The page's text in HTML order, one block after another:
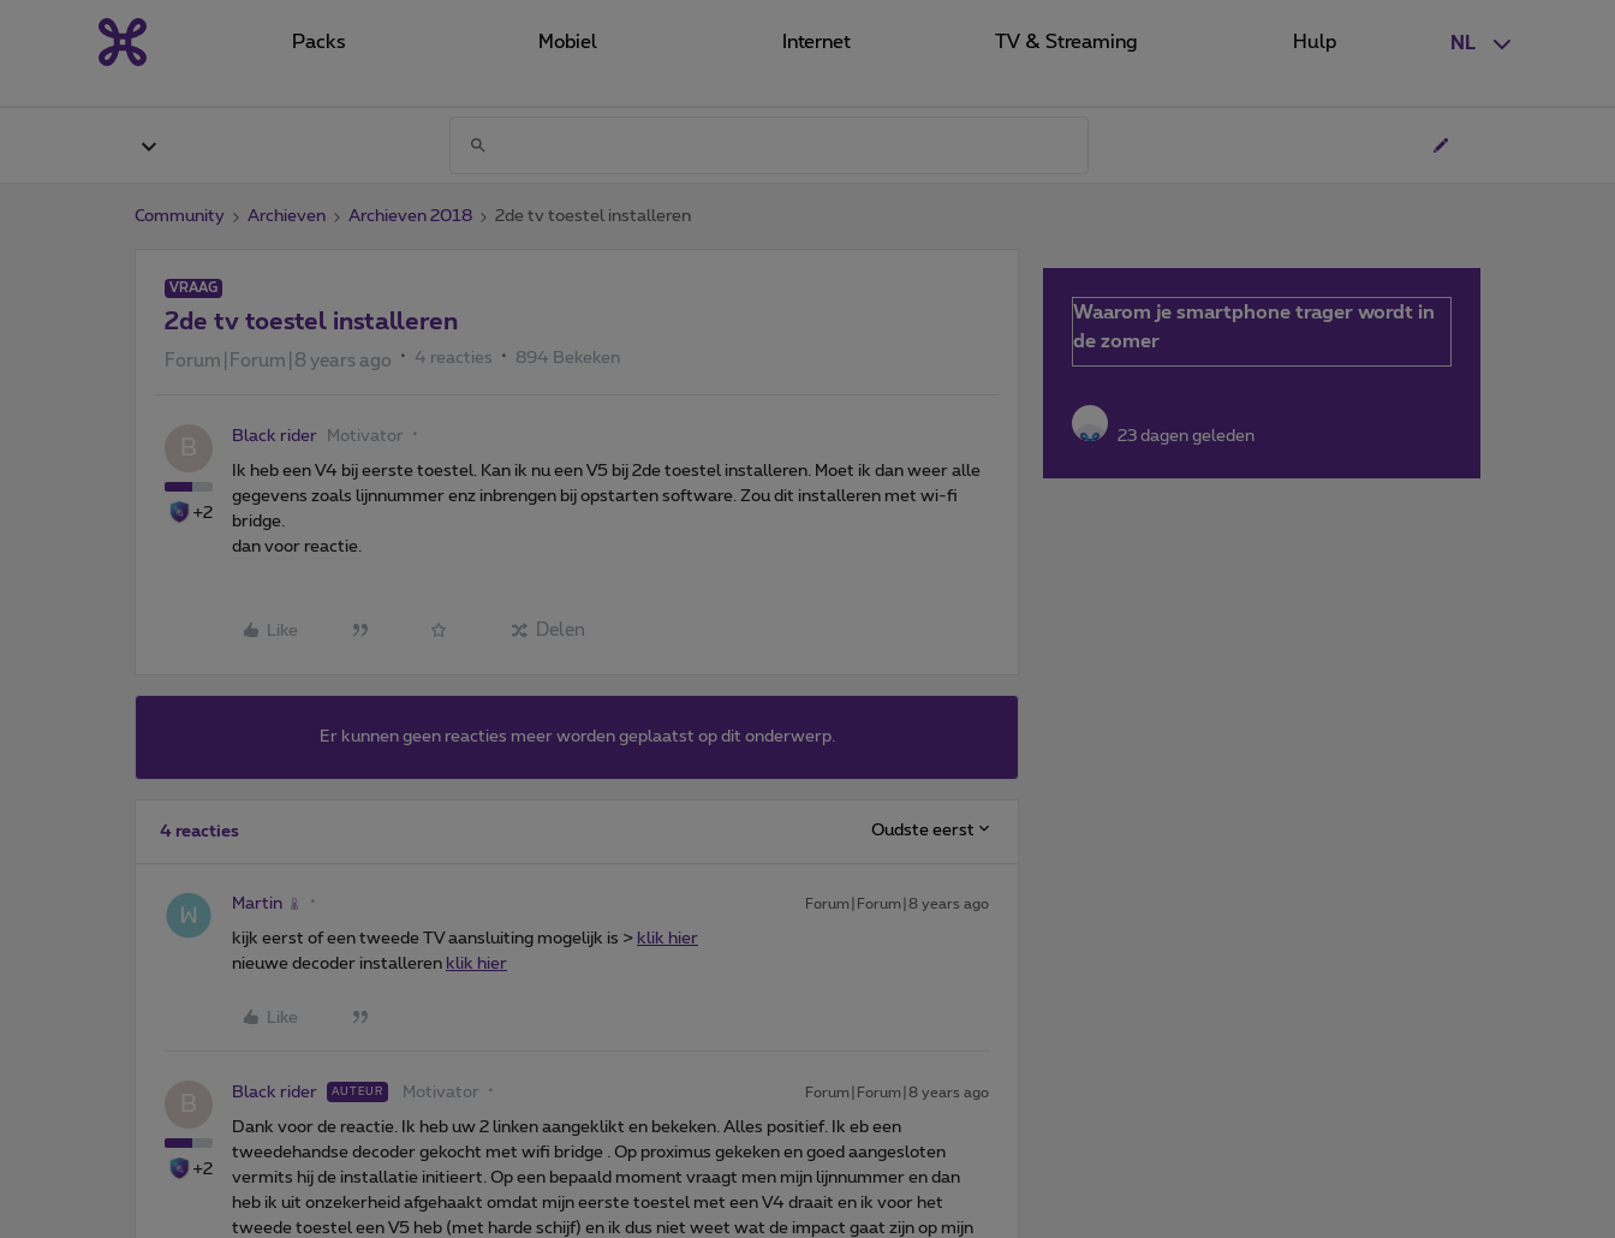
NL
Packs Mobiel Internet TV & Streaming Hulp
Community Archieven Archieven 2018 2de tv toestel installeren
VRAAG
2de tv toestel installeren
Forum|Forum|8 years ago 4 reacties 894 Bekeken
B
+2
Black rider Motivator
Ik heb een V4 bij eerste toestel. Kan ik nu een V5 bij 2de toestel installeren. Moet ik dan weer alle
gegevens zoals lijnnummer enz inbrengen bij opstarten software. Zou dit installeren met wi-fi
bridge.
dan voor reactie.
Like Delen
Er kunnen geen reacties meer worden geplaatst op dit onderwerp.
4 reacties Oudste eerst
Martin Forum|Forum|8 years ago
kijk eerst of een tweede TV aansluiting mogelijk is > klik hier
nieuwe decoder installeren klik hier
Like
B
+2
Black rider AUTEUR Motivator Forum|Forum|8 years ago
Dank voor de reactie. Ik heb uw 2 linken aangeklikt en bekeken. Alles positief. Ik eb een
tweedehandse decoder gekocht met wifi bridge . Op proximus gekeken en goed aangesloten
vermits hij de installatie initieert. Op een bepaald moment vraagt men mijn lijnnummer en dan
heb ik uit onzekerheid afgehaakt omdat mijn eerste toestel met een V4 draait en ik voor het
tweede toestel een V5 heb (met harde schijf) en ik dus niet weet wat de impact gaat zijn op mijn
Waarom je smartphone trager wordt in
de zomer
23 dagen geleden